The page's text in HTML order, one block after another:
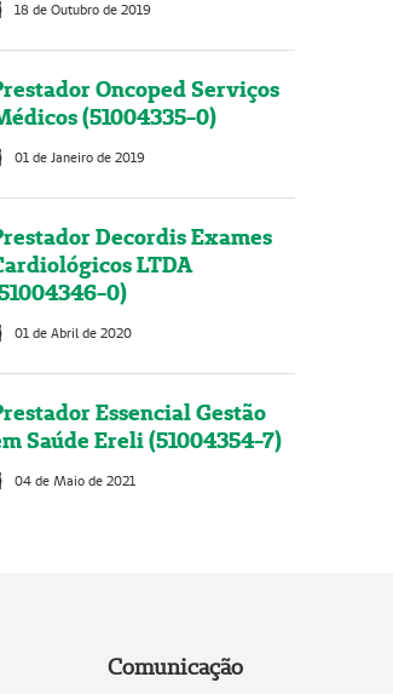
18 de Outubro de 2019
Oncoped Serviços
(51004335-0)
01 de Janeiro de 2019
Decordis Exames
LTDA
0)
01 de Abril de 2020
Essencial Gestão
Saúde Ereli (51004354-7)
04 de Maio de 2021
Comunicação